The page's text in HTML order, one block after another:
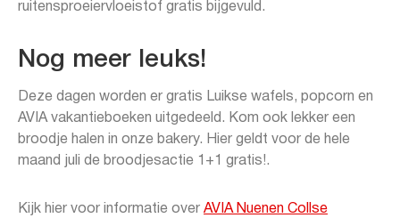
ruitensproeiervloeistof gratis bijgevuld.
Nog meer leuks!
Deze dagen worden er gratis Luikse wafels, popcorn en
AVIA vakantieboeken uitgedeeld. Kom ook lekker een
broodje halen in onze bakery. Hier geldt voor de hele
maand juli de broodjesactie 1+1 gratis!.
Kijk hier voor informatie over AVIA Nuenen Collse